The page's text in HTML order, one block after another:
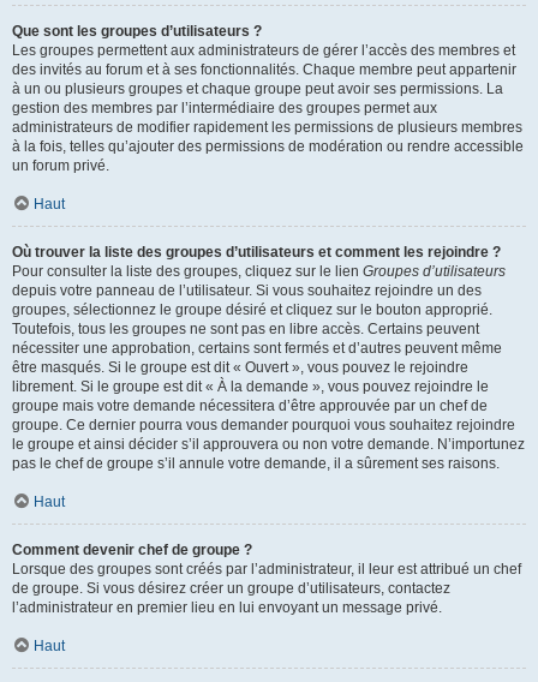
Que sont les groupes d’utilisateurs ?
Les groupes permettent aux administrateurs de gérer l’accès des membres et
des invités au forum et à ses fonctionnalités. Chaque membre peut appartenir
à un ou plusieurs groupes et chaque groupe peut avoir ses permissions. La
gestion des membres par l’intermédiaire des groupes permet aux
administrateurs de modifier rapidement les permissions de plusieurs membres
à la fois, telles qu’ajouter des permissions de modération ou rendre accessible
un forum privé.
Haut
Où trouver la liste des groupes d’utilisateurs et comment les rejoindre ?
Pour consulter la liste des groupes, cliquez sur le lien Groupes d’utilisateurs
depuis votre panneau de l’utilisateur. Si vous souhaitez rejoindre un des
groupes, sélectionnez le groupe désiré et cliquez sur le bouton approprié.
Toutefois, tous les groupes ne sont pas en libre accès. Certains peuvent
nécessiter une approbation, certains sont fermés et d’autres peuvent même
être masqués. Si le groupe est dit « Ouvert », vous pouvez le rejoindre
librement. Si le groupe est dit « À la demande », vous pouvez rejoindre le
groupe mais votre demande nécessitera d’être approuvée par un chef de
groupe. Ce dernier pourra vous demander pourquoi vous souhaitez rejoindre
le groupe et ainsi décider s’il approuvera ou non votre demande. N’importunez
pas le chef de groupe s’il annule votre demande, il a sûrement ses raisons.
Haut
Comment devenir chef de groupe ?
Lorsque des groupes sont créés par l’administrateur, il leur est attribué un chef
de groupe. Si vous désirez créer un groupe d’utilisateurs, contactez
l’administrateur en premier lieu en lui envoyant un message privé.
Haut